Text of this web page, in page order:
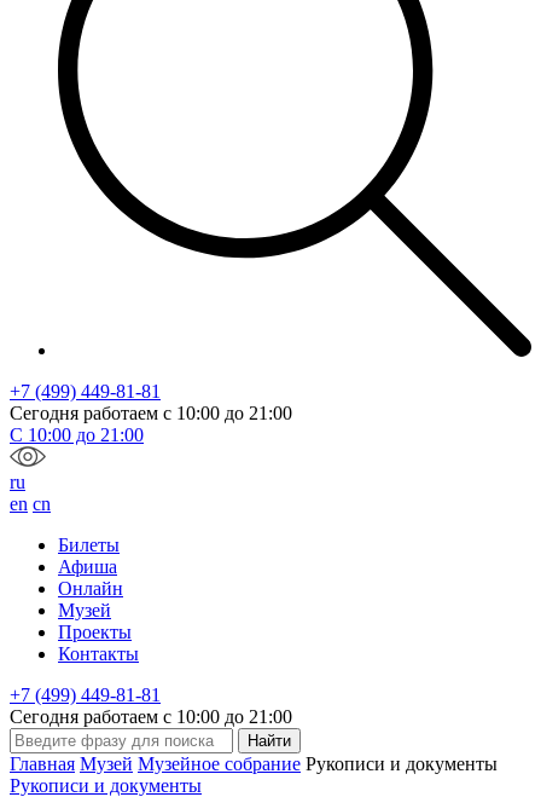
+7 (499) 449-81-81
Сегодня работаем с 10:00 до 21:00
С 10:00 до 21:00
ru
en cn
Билеты
Афиша
Онлайн
Музей
Проекты
Контакты
+7 (499) 449-81-81
Сегодня работаем с 10:00 до 21:00
Главная Музей Музейное собрание Рукописи и документы
Рукописи и документы